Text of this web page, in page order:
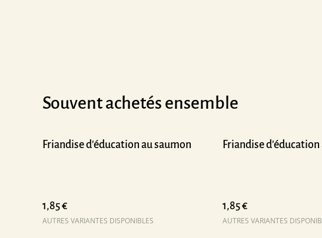
Souvent achetés ensemble
Friandise d'éducation au saumon
1,85 €
AUTRES VARIANTES DISPONIBLES
Friandise d'éducation
1,85 €
AUTRES VARIANTES